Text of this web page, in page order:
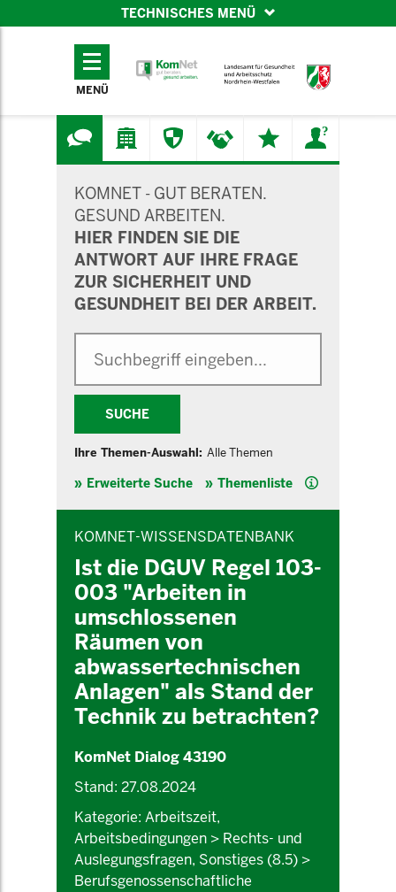
TECHNISCHES MENÜ
TECHNISCHES
MENÜ
KOMNET - GUT BERATEN.
GESUND ARBEITEN.
HIER FINDEN SIE DIE
ANTWORT AUF IHRE FRAGE
ZUR SICHERHEIT UND
GESUNDHEIT BEI DER ARBEIT.
SUCHE
Ihre Themen-Auswahl: Alle Themen
Erweiterte Suche Themenliste Hilfe
KOMNET-WISSENSDATENBANK
Ist die DGUV Regel 103-
003 "Arbeiten in
umschlossenen
Räumen von
abwassertechnischen
Anlagen" als Stand der
Technik zu betrachten?
KomNet Dialog 43190
Stand: 27.08.2024
Kategorie: Arbeitszeit,
Arbeitsbedingungen > Rechts- und
Auslegungsfragen, Sonstiges (8.5) >
Berufsgenossenschaftliche